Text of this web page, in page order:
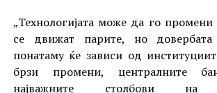
„Технологијата може да го промени
се движат парите, но
понатаму ќе зависи од
брзи промени, централните
најважните столбови на